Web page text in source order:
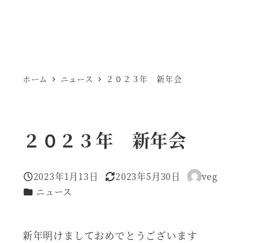
ホーム ニュース ２０２３年 新年会
２０２３年 新年会
投稿日
2023年1月13日
更新日
2023年5月30日
著
veg
カテゴリー
ニュース
新年明けましておめでとうございます